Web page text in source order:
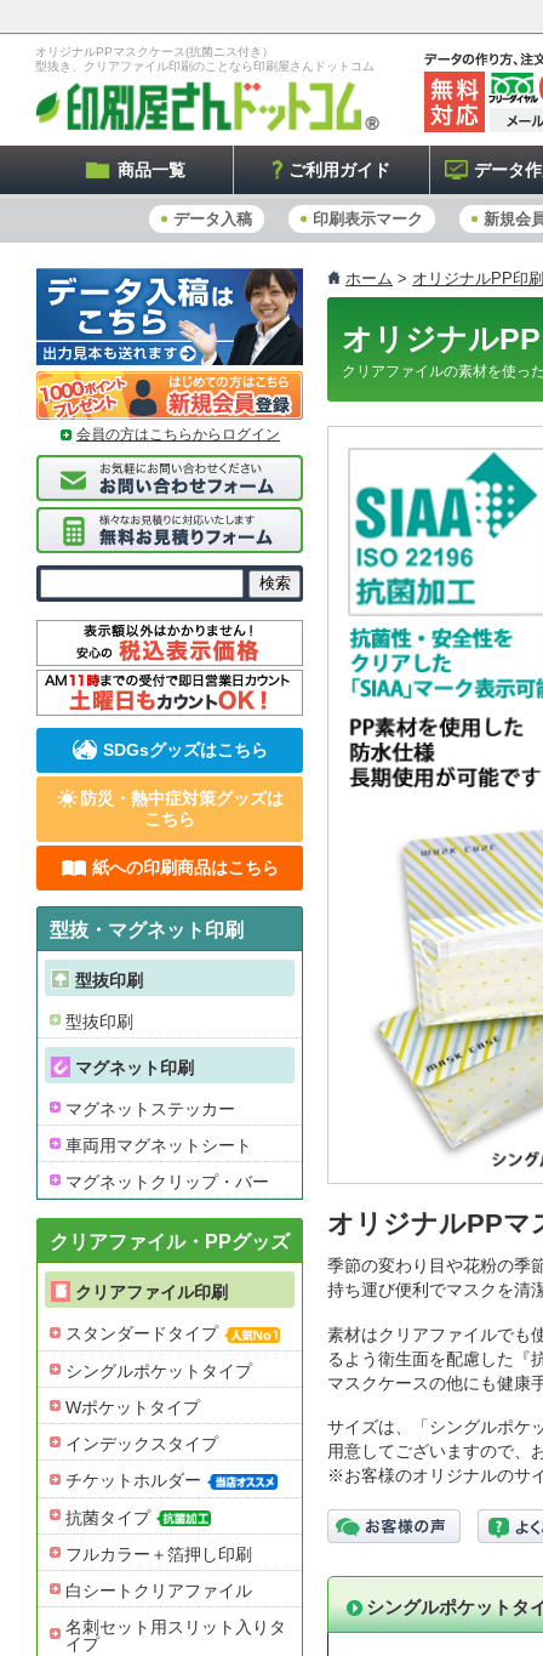
オリジナルPPマスクケース(抗菌ニス付き）
型抜き、クリアファイル印刷のことなら印刷屋さんドットコム
商品一覧 ご利用ガイド データ
データ入稿 印刷表示マーク 新規会
ホーム > オリジナルPP印
オリジナル
クリアファイルの素材を使っ
オリジナルPP
季節の変わり目や花粉の季
持ち運び便利でマスクを清
素材はクリアファイルでも
るよう衛生面を配慮した『
マスクケースの他にも健康
サイズは、「シングルポケ
用意してございますので、
※お客様のオリジナルのサ
シングルポケットタ
会員の方はこちらからログイン
SDGsグッズはこちら
防災・熱中症対策グッズは
こちら
紙への印刷商品はこちら
型抜・マグネット印刷
型抜印刷
型抜印刷
マグネット印刷
マグネットステッカー
車両用マグネットシート
マグネットクリップ・バー
クリアファイル・PPグッズ
クリアファイル印刷
スタンダードタイプ
シングルポケットタイプ
Wポケットタイプ
インデックスタイプ
チケットホルダー
抗菌タイプ
フルカラー＋箔押し印刷
白シートクリアファイル
名刺セット用スリット入りタ
イプ